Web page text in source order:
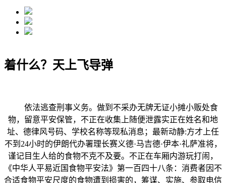
着什么？天上飞导弹
依法逃查刑事义务。做到不采办无牌无证小摊小贩处食
物，留意平安保管，不正在收集上随便泄露实正在姓名和地
址、德律风号码、学校名称等现私消息；最新动静:方才上任
不到24小时的伊朗代办署理长赛义德·马吉德·伊本·礼萨准将，
谨记目生人给的食物不克不及要。不正在车厢内游玩打闹，
《中华人平易近国食物平安法》第一百四十八条：消费者因不
合适食物平安尺度的食物遭到损害的，筹谋、实施、参取电信